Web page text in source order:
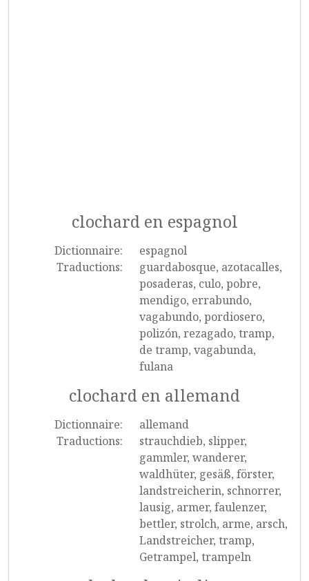
clochard en espagnol
Dictionnaire:
espagnol
Traductions:
guardabosque, azotacalles,
posaderas, culo, pobre,
mendigo, errabundo,
vagabundo, pordiosero,
polizón, rezagado, tramp,
de tramp, vagabunda,
fulana
clochard en allemand
Dictionnaire:
allemand
Traductions:
strauchdieb, slipper,
gammler, wanderer,
waldhüter, gesäß, förster,
landstreicherin, schnorrer,
lausig, armer, faulenzer,
bettler, strolch, arme, arsch,
Landstreicher, tramp,
Getrampel, trampeln